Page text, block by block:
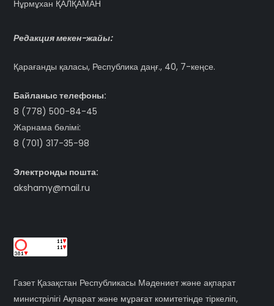
Нұрмұхан ҚАЛҚАМАН
Редакция мекен-жайы:
Қарағанды қаласы, Республика даңғ., 40, 7-кеңсе.
Байланыс телефоны:
8 (778) 500-84-45
Жарнама бөлімі:
8 (701) 317-35-98
Электронды пошта:
akshamy@mail.ru
Газет Қазақстан Республикасы Мәдениет және ақпарат
министрілігі Ақпарат және мұрағат комитетінде тіркеліп,